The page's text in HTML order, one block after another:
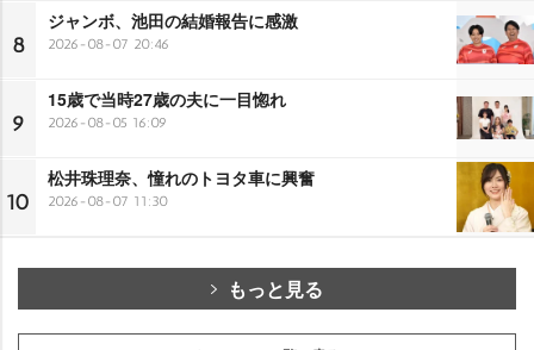
8
ジャンボ、池田の結婚報告に感激
2026-08-07 20:46
9
15歳で当時27歳の夫に一目惚れ
2026-08-05 16:09
10
松井珠理奈、憧れのトヨタ車に興奮
2026-08-07 11:30
もっと見る